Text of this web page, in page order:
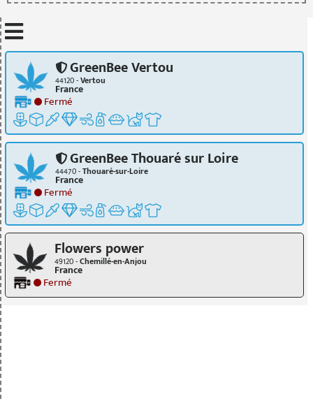
GreenBee Vertou
44120 -Vertou
France
Fermé
GreenBee Thouaré sur Loire
44470 -Thouaré-sur-Loire
France
Fermé
Flowers power
49120 -Chemillé-en-Anjou
France
Fermé